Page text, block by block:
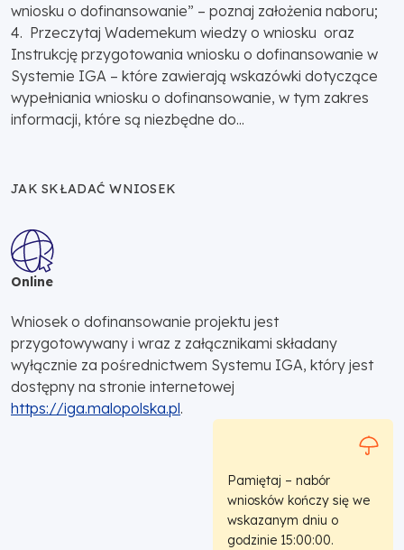
wniosku o dofinansowanie” – poznaj założenia naboru;
4. Przeczytaj Wademekum wiedzy o wniosku oraz
Instrukcję przygotowania wniosku o dofinansowanie w
Systemie IGA – które zawierają wskazówki dotyczące
wypełniania wniosku o dofinansowanie, w tym zakres
informacji, które są niezbędne do...
JAK SKŁADAĆ WNIOSEK
Online
Wniosek o dofinansowanie projektu jest
przygotowywany i wraz z załącznikami składany
wyłącznie za pośrednictwem Systemu IGA, który jest
dostępny na stronie internetowej
https://iga.malopolska.pl.
Pamiętaj – nabór
wniosków kończy się we
wskazanym dniu o
godzinie 15:00:00.